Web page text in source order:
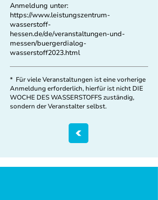
Anmeldung unter:
https://www.leistungszentrum-
wasserstoff-
hessen.de/de/veranstaltungen-und-
messen/buergerdialog-
wasserstoff2023.html
* Für viele Veranstaltungen ist eine vorherige
Anmeldung erforderlich, hierfür ist nicht DIE
WOCHE DES WASSERSTOFFS zuständig,
sondern der Veranstalter selbst.